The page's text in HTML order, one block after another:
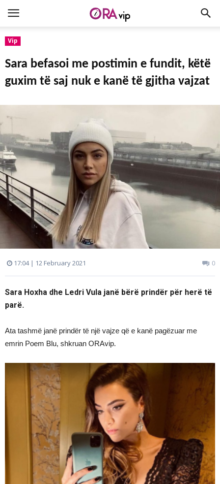
Vip
Sara befasoi me postimin e fundit, këtë
guxim të saj nuk e kanë të gjitha vajzat
17:04 | 12 February 2021 0
Sara Hoxha dhe Ledri Vula janë bërë prindër për herë të
parë.
Ata tashmë janë prindër të një vajze që e kanë pagëzuar me
emrin Poem Blu, shkruan ORAvip.